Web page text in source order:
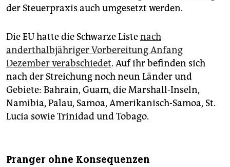
der Steuerpraxis auch umgesetzt werden.
Die EU hatte die Schwarze Listenach
anderthalbjähriger Vorbereitung Anfang
Dezember verabschiedet. Auf ihr befinden sich
nach der Streichung noch neun Länder und
Gebiete: Bahrain, Guam, die Marshall-Inseln,
Namibia, Palau, Samoa, Amerikanisch-Samoa, St.
Lucia sowie Trinidad und Tobago.
Pranger ohne Konsequenzen